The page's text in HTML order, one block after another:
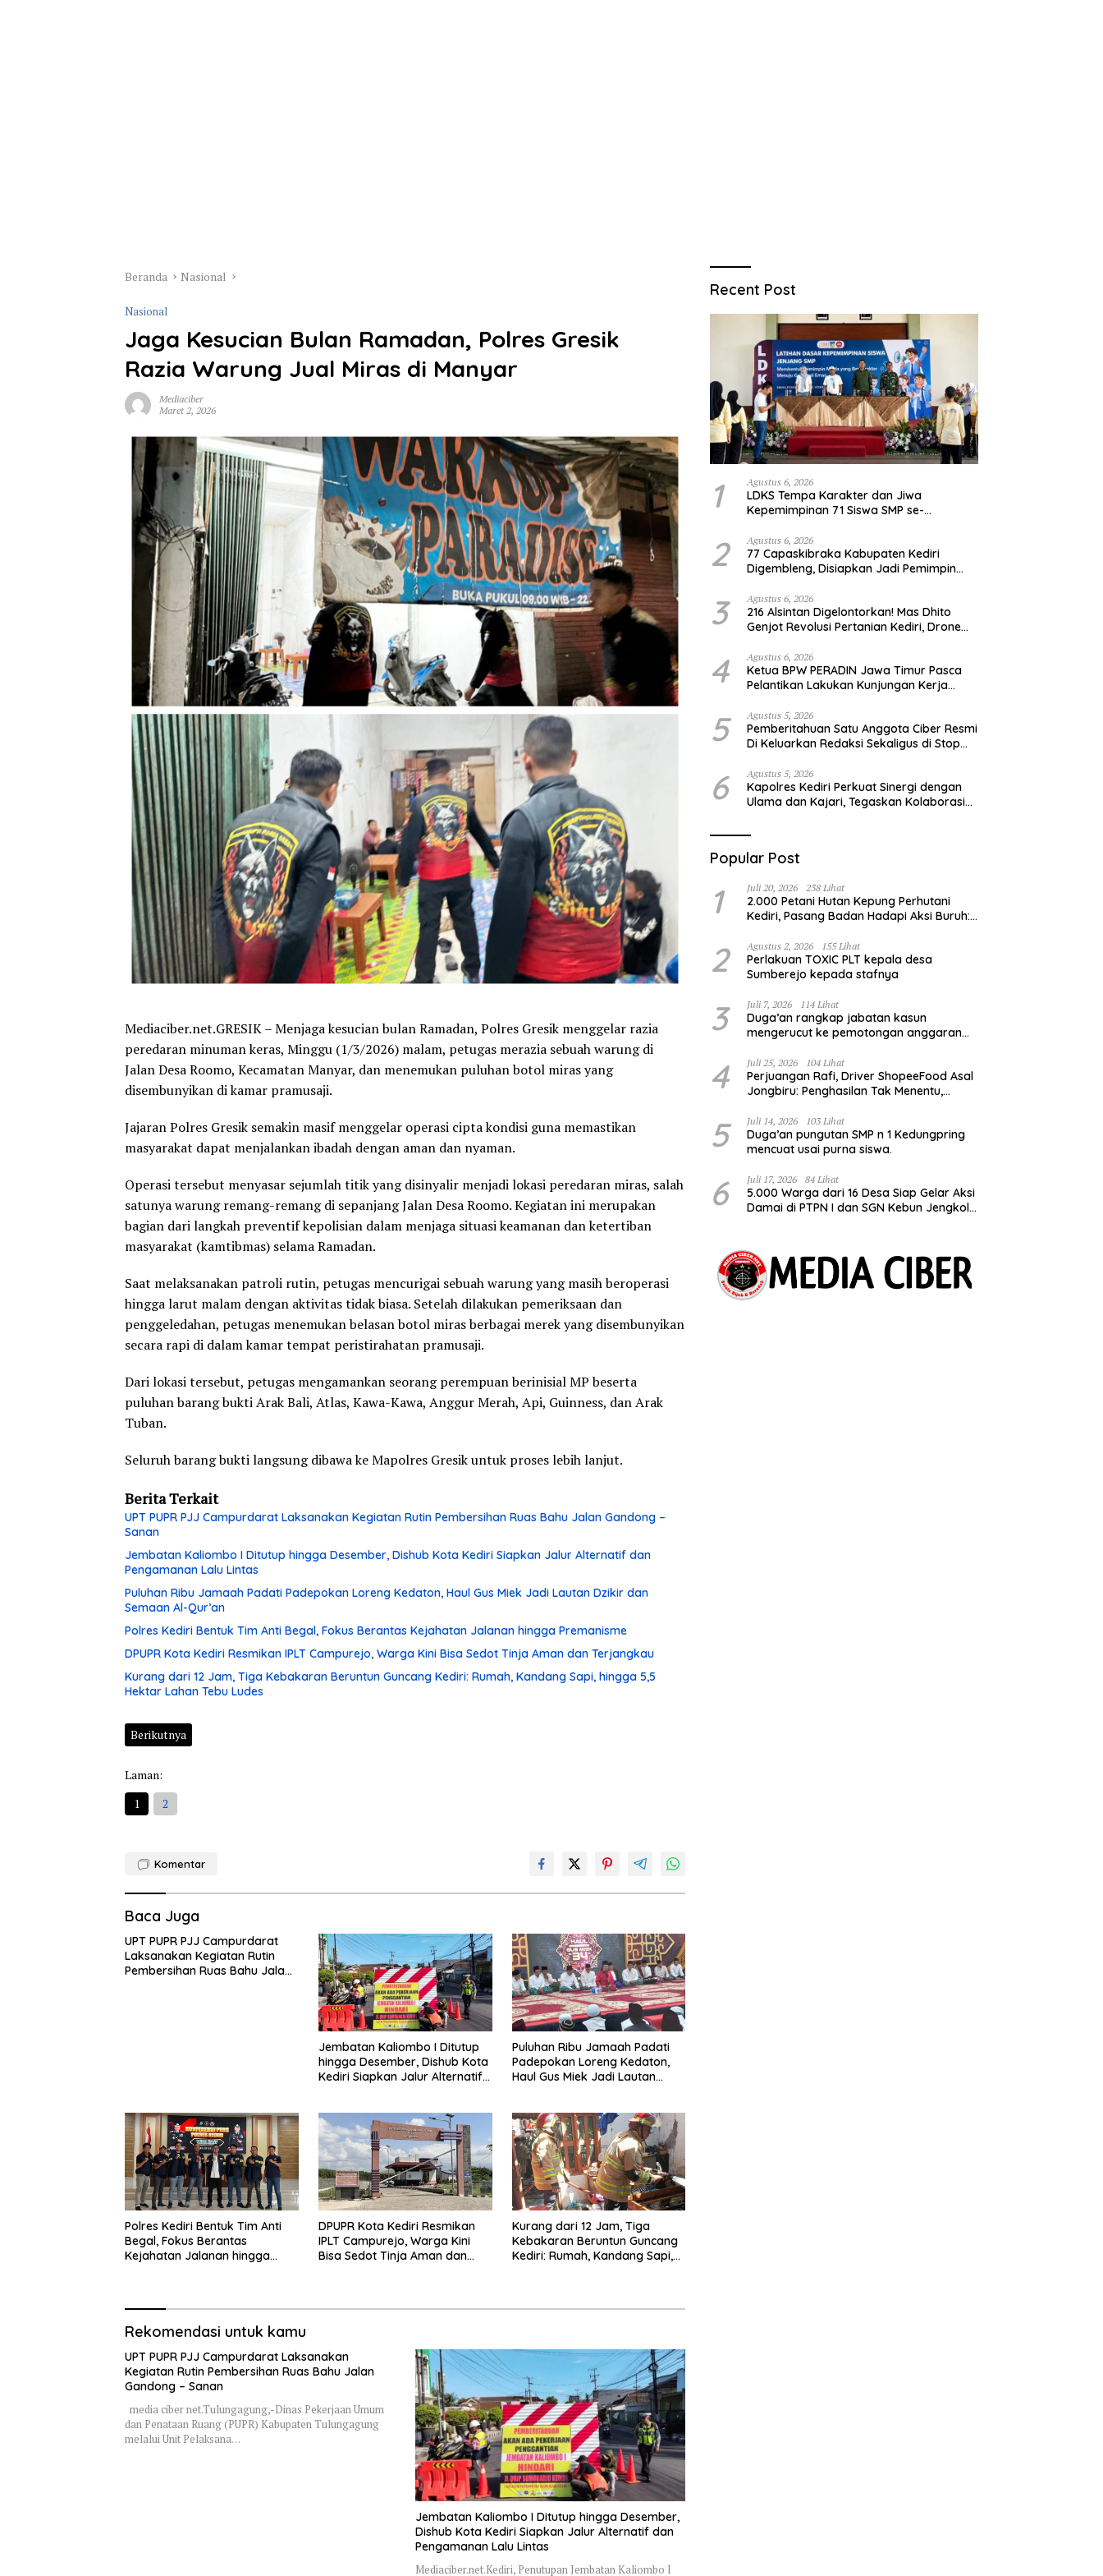
Beranda Nasional
Nasional
Jaga Kesucian Bulan Ramadan, Polres Gresik
Razia Warung Jual Miras di Manyar
Mediaciber
Maret 2, 2026
Mediaciber.net.GRESIK – Menjaga kesucian bulan Ramadan, Polres Gresik menggelar razia
peredaran minuman keras, Minggu (1/3/2026) malam, petugas merazia sebuah warung di
Jalan Desa Roomo, Kecamatan Manyar, dan menemukan puluhan botol miras yang
disembunyikan di kamar pramusaji.
Jajaran Polres Gresik semakin masif menggelar operasi cipta kondisi guna memastikan
masyarakat dapat menjalankan ibadah dengan aman dan nyaman.
Operasi tersebut menyasar sejumlah titik yang disinyalir menjadi lokasi peredaran miras, salah
satunya warung remang-remang di sepanjang Jalan Desa Roomo. Kegiatan ini merupakan
bagian dari langkah preventif kepolisian dalam menjaga situasi keamanan dan ketertiban
masyarakat (kamtibmas) selama Ramadan.
Saat melaksanakan patroli rutin, petugas mencurigai sebuah warung yang masih beroperasi
hingga larut malam dengan aktivitas tidak biasa. Setelah dilakukan pemeriksaan dan
penggeledahan, petugas menemukan belasan botol miras berbagai merek yang disembunyikan
secara rapi di dalam kamar tempat peristirahatan pramusaji.
Dari lokasi tersebut, petugas mengamankan seorang perempuan berinisial MP beserta
puluhan barang bukti Arak Bali, Atlas, Kawa-Kawa, Anggur Merah, Api, Guinness, dan Arak
Tuban.
Seluruh barang bukti langsung dibawa ke Mapolres Gresik untuk proses lebih lanjut.
Berita Terkait
UPT PUPR PJJ Campurdarat Laksanakan Kegiatan Rutin Pembersihan Ruas Bahu Jalan Gandong –
Sanan
Jembatan Kaliombo I Ditutup hingga Desember, Dishub Kota Kediri Siapkan Jalur Alternatif dan
Pengamanan Lalu Lintas
Puluhan Ribu Jamaah Padati Padepokan Loreng Kedaton, Haul Gus Miek Jadi Lautan Dzikir dan
Semaan Al-Qur’an
Polres Kediri Bentuk Tim Anti Begal, Fokus Berantas Kejahatan Jalanan hingga Premanisme
DPUPR Kota Kediri Resmikan IPLT Campurejo, Warga Kini Bisa Sedot Tinja Aman dan Terjangkau
Kurang dari 12 Jam, Tiga Kebakaran Beruntun Guncang Kediri: Rumah, Kandang Sapi, hingga 5,5
Hektar Lahan Tebu Ludes
Berikutnya
Laman:
1
2
Komentar
Baca Juga
UPT PUPR PJJ Campurdarat
Laksanakan Kegiatan Rutin
Pembersihan Ruas Bahu Jalan
Jembatan Kaliombo I Ditutup
hingga Desember, Dishub Kota
Kediri Siapkan Jalur Alternatif
Puluhan Ribu Jamaah Padati
Padepokan Loreng Kedaton,
Haul Gus Miek Jadi Lautan
Polres Kediri Bentuk Tim Anti
Begal, Fokus Berantas
Kejahatan Jalanan hingga
DPUPR Kota Kediri Resmikan
IPLT Campurejo, Warga Kini
Bisa Sedot Tinja Aman dan
Kurang dari 12 Jam, Tiga
Kebakaran Beruntun Guncang
Kediri: Rumah, Kandang Sapi,
Rekomendasi untuk kamu
UPT PUPR PJJ Campurdarat Laksanakan
Kegiatan Rutin Pembersihan Ruas Bahu Jalan
Gandong – Sanan
media ciber net.Tulungagung,-Dinas Pekerjaan Umum
dan Penataan Ruang (PUPR) Kabupaten Tulungagung
melalui Unit Pelaksana…
Jembatan Kaliombo I Ditutup hingga Desember,
Dishub Kota Kediri Siapkan Jalur Alternatif dan
Pengamanan Lalu Lintas
Mediaciber.net.Kediri, Penutupan Jembatan Kaliombo I
Recent Post
1 Agustus 6, 2026
LDKS Tempa Karakter dan Jiwa
Kepemimpinan 71 Siswa SMP se-
Pemimpin Generasi Emas
2 Agustus 6, 2026
77 Capaskibraka Kabupaten Kediri
Digembleng, Disiapkan Jadi Pemimpin
Merah Putih
3 Agustus 6, 2026
216 Alsintan Digelontorkan! Mas Dhito
Genjot Revolusi Pertanian Kediri, Drone
Regenerasi Petani
4 Agustus 6, 2026
Ketua BPW PERADIN Jawa Timur Pasca
Pelantikan Lakukan Kunjungan Kerja
Sinergitas Organisasi
5 Agustus 5, 2026
Pemberitahuan Satu Anggota Ciber Resmi
Di Keluarkan Redaksi Sekaligus di Stop
6 Agustus 5, 2026
Kapolres Kediri Perkuat Sinergi dengan
Ulama dan Kajari, Tegaskan Kolaborasi
Popular Post
1 Juli 20, 2026 238 Lihat
2.000 Petani Hutan Kepung Perhutani
Kediri, Pasang Badan Hadapi Aksi Buruh:
Hutan”
2 Agustus 2, 2026 155 Lihat
Perlakuan TOXIC PLT kepala desa
Sumberejo kepada stafnya
3 Juli 7, 2026 114 Lihat
Duga’an rangkap jabatan kasun
mengerucut ke pemotongan anggaran
4 Juli 25, 2026 104 Lihat
Perjuangan Rafi, Driver ShopeeFood Asal
Jongbiru: Penghasilan Tak Menentu,
5 Juli 14, 2026 103 Lihat
Duga’an pungutan SMP n 1 Kedungpring
mencuat usai purna siswa.
6 Juli 17, 2026 84 Lihat
5.000 Warga dari 16 Desa Siap Gelar Aksi
Damai di PTPN I dan SGN Kebun Jengkol,